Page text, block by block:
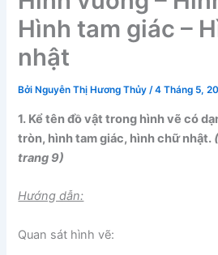
Hình tam giác –
nhật
Bởi Nguyễn Thị Hương Thủy/4 Tháng 5,
1. Kể tên đồ vật trong hình vẽ có
tròn, hình tam giác, hình chữ nhật.
trang 9)
Hướng dẫn:
Quan sát hình vẽ: